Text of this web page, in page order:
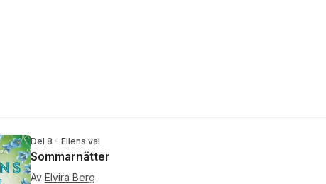
Del 8 - Ellens val
Sommarnätter
Av Elvira Berg